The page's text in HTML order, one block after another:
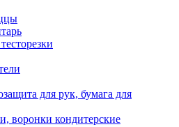
для рук, бумага для
воронки кондитерские